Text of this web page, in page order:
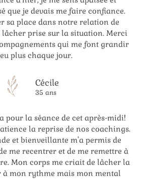
que je devais me faire confiance.
sa place dans notre relation de
lâcher prise sur la situation. Merci
qui me font grandir
plus chaque jour.
Cécile
35 ans
pour la séance de cet après-midi!
la reprise de nos coachings.
et bienveillante m'a permis de
me recentrer et de me remettre à
Mon corps me criait de lâcher la
à mon rythme mais mon mental